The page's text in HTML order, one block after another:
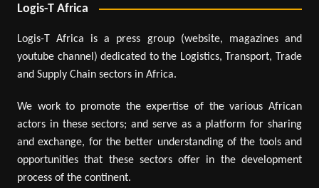
Logis-T Africa
Logis-T Africa is a press group (website, magazines and
youtube channel) dedicated to the Logistics, Transport, Trade
and Supply Chain sectors in Africa.
We work to promote the expertise of the various African
actors in these sectors; and serve as a platform for sharing
and exchange, for the better understanding of the tools and
opportunities that these sectors offer in the development
process of the continent.